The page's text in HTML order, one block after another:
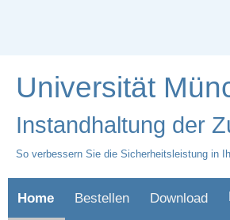
Universität
Instandhaltung der
So verbessern Sie die Sicherheitsleistung in
Home Bestellen Download